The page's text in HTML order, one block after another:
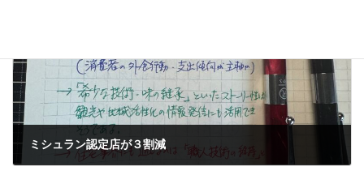
ミシュラン認定店が３割減